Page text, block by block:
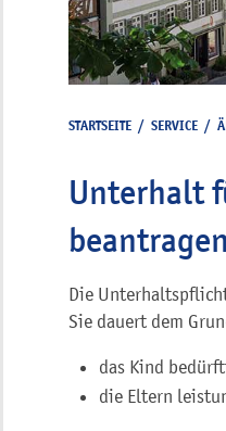
STARTSEITE / SERVICE /
Unterhalt
beantragen
Die
Sie dauert dem
das Kind
die Eltern